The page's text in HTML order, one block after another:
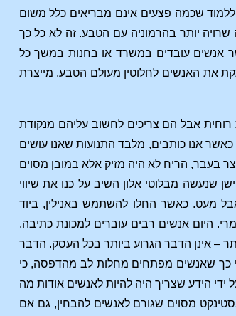
ללמוד שכמה פצעים אינם מבריאים כלל משום
יותר בהרמוניה עם הטבע. זה לא כל כך
אנשים עובדים במשרד או בחנות במשך כל
את האנשים לחלוטין מעולם הטבע, מייצרת
רוחית אבל הם צריכים לחשוב עליהם מנקודת
אנו כותבים, מלבד התנועות שאנו עושים
בעבר, הריח לא היה מזיק אלא במובן מסוים
מבלוטי אלון השיב על כנו את שיווי
מעט. כאשר החלו להשתמש באנילין, ביוד
היום אנשים רבים עוברים למכונת כתיבה.
– אינן הדבר הגרוע ביותר בכל העסק. הדבר
כך שאנשים מפתחים מחלות לב מהדפסה, כי
הידע שצריך היה להיות לאנשים אודות מה
מסוים שגורם לאנשים להבחין, גם אם